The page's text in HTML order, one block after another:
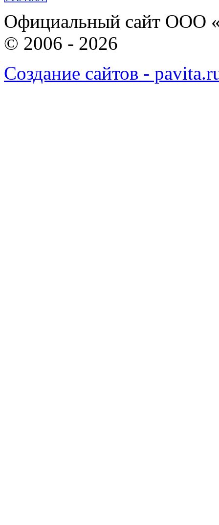
Официальный сайт ООО
© 2006 - 2026
Создание сайтов -